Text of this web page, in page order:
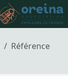
Référence